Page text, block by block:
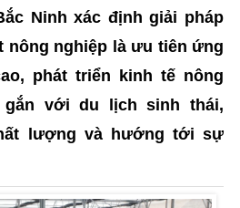
Ninh xác định giải pháp
nông nghiệp là ưu tiên ứng
phát triển kinh tế nông
gắn với du lịch sinh thái,
lượng và hướng tới sự